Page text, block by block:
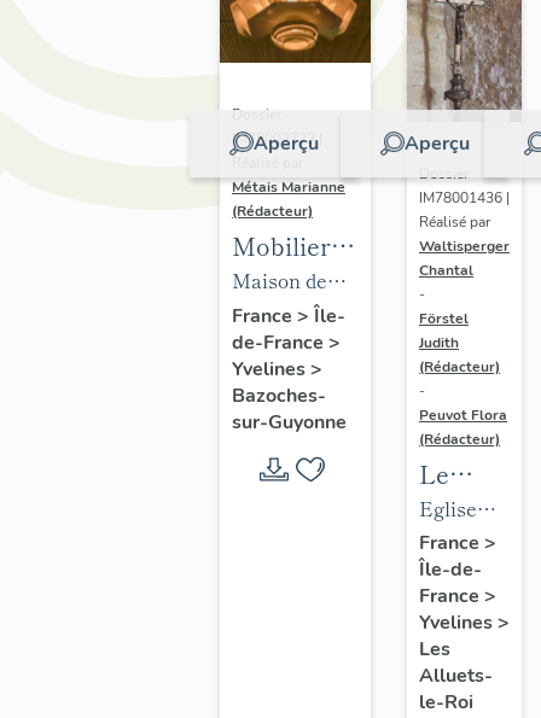
Aperçu
Dossier
IM78002723 |
Métais Marianne
(Rédacteur)
Mobilier
de la
maison
Louis
Carré
Maison de
villégiature
dite maison
Louis Carré
France > Île-
de-France >
Yvelines>
Bazoches-
sur-Guyonne
Aperçu
Dossier
IM78001436 |
Réalisé par
Waltisperger
Chantal
-
Förstel
Judith
(Rédacteur)
-
Peuvot Flora
(Rédacteur)
Le
mobilier
de
l'église
Saint-
Nicolas
Eglise
paroissiale
Saint-
Nicolas
France >
Île-de-
France >
Yvelines>
Les
Alluets-
le-Roi